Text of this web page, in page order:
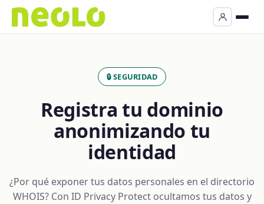
🔒 SEGURIDAD
Registra tu dominio
anonimizando tu
identidad
¿Por qué exponer tus datos personales en el directorio
WHOIS? Con ID Privacy Protect ocultamos tus datos y